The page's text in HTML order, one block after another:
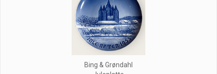
Bing & Grøndahl